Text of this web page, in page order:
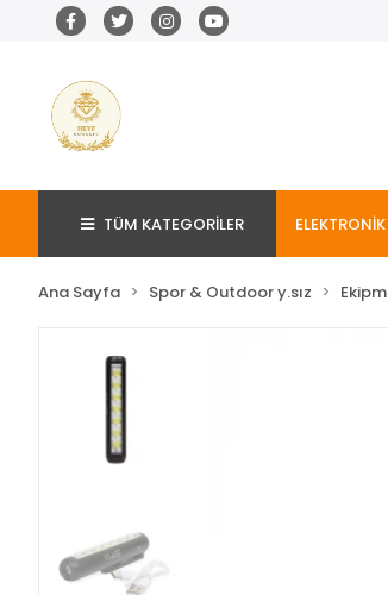
TÜM KATEGORİLER ELEKTRONİK
Ana Sayfa Spor & Outdoor y.sız